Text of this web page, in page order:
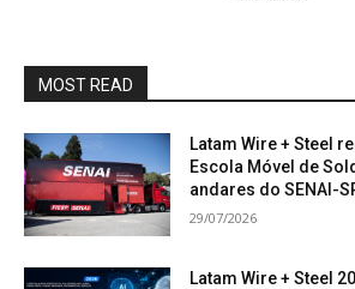
MOST READ
Latam Wire + Steel
Escola Móvel de
andares do SENAI-
29/07/2026
Latam Wire + Steel